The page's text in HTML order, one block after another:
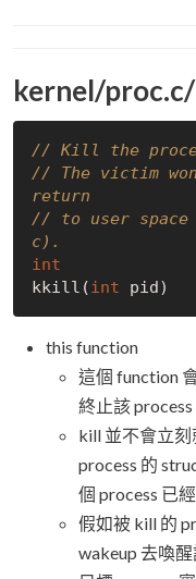
kernel/
// Kill the
// The victim
return
// to user
c).
int
kkill( int
this function
這個 function
終止該 process
kill 並不會立
process 的
個 process 已
假如被 kill 的
wakeup 去喚醒